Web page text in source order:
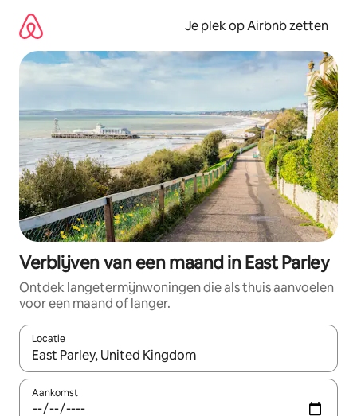
direct
naar
inhoud
Je plek op Airbnb zetten
Verblijven van een maand in East Parley
Ontdek langetermijnwoningen die als thuis aanvoelen
voor een maand of langer.
Locatie
Wanneer er resultaten beschikbaar zijn, maak je een keuze
Aankomst